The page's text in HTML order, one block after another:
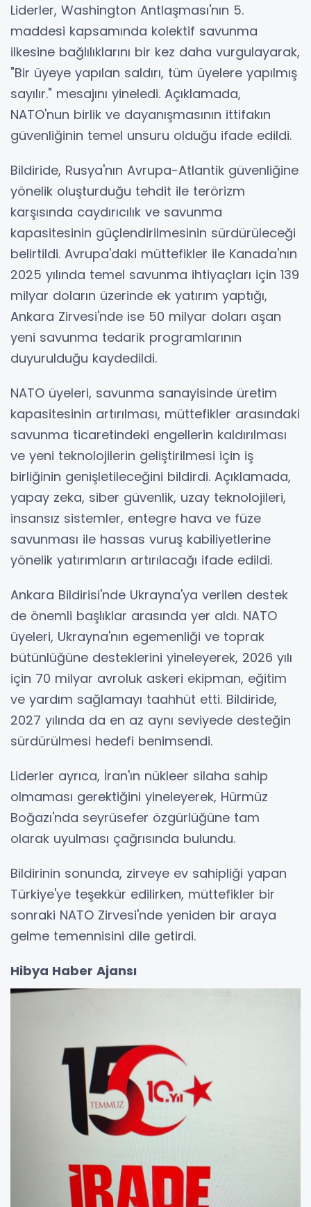
Liderler, Washington Antlaşması'nın 5.
maddesi kapsamında kolektif savunma
ilkesine bağlılıklarını bir kez daha vurgulayarak,
"Bir üyeye yapılan saldırı, tüm üyelere yapılmış
sayılır." mesajını yineledi. Açıklamada,
NATO'nun birlik ve dayanışmasının ittifakın
güvenliğinin temel unsuru olduğu ifade edildi.
Bildiride, Rusya'nın Avrupa-Atlantik güvenliğine
yönelik oluşturduğu tehdit ile terörizm
karşısında caydırıcılık ve savunma
kapasitesinin güçlendirilmesinin sürdürüleceği
belirtildi. Avrupa'daki müttefikler ile Kanada'nın
2025 yılında temel savunma ihtiyaçları için 139
milyar doların üzerinde ek yatırım yaptığı,
Ankara Zirvesi'nde ise 50 milyar doları aşan
yeni savunma tedarik programlarının
duyurulduğu kaydedildi.
NATO üyeleri, savunma sanayisinde üretim
kapasitesinin artırılması, müttefikler arasındaki
savunma ticaretindeki engellerin kaldırılması
ve yeni teknolojilerin geliştirilmesi için iş
birliğinin genişletileceğini bildirdi. Açıklamada,
yapay zeka, siber güvenlik, uzay teknolojileri,
insansız sistemler, entegre hava ve füze
savunması ile hassas vuruş kabiliyetlerine
yönelik yatırımların artırılacağı ifade edildi.
Ankara Bildirisi'nde Ukrayna'ya verilen destek
de önemli başlıklar arasında yer aldı. NATO
üyeleri, Ukrayna'nın egemenliği ve toprak
bütünlüğüne desteklerini yineleyerek, 2026 yılı
için 70 milyar avroluk askeri ekipman, eğitim
ve yardım sağlamayı taahhüt etti. Bildiride,
2027 yılında da en az aynı seviyede desteğin
sürdürülmesi hedefi benimsendi.
Liderler ayrıca, İran'ın nükleer silaha sahip
olmaması gerektiğini yineleyerek, Hürmüz
Boğazı'nda seyrüsefer özgürlüğüne tam
olarak uyulması çağrısında bulundu.
Bildirinin sonunda, zirveye ev sahipliği yapan
Türkiye'ye teşekkür edilirken, müttefikler bir
sonraki NATO Zirvesi'nde yeniden bir araya
gelme temennisini dile getirdi.
Hibya Haber Ajansı